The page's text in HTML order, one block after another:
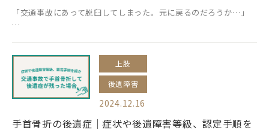
「交通事故にあって脱臼してしまった。元に戻るのだろうか…」
…
上肢
後遺障害
2024.12.16
手首骨折の後遺症｜症状や後遺障害等級、認定手順を